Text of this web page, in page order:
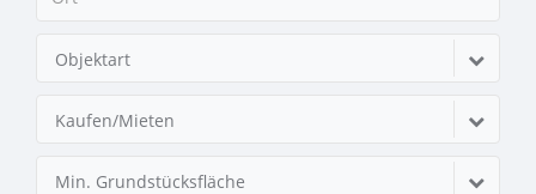
Objektart
Kaufen/Mieten
Min. Grundstücksfläche